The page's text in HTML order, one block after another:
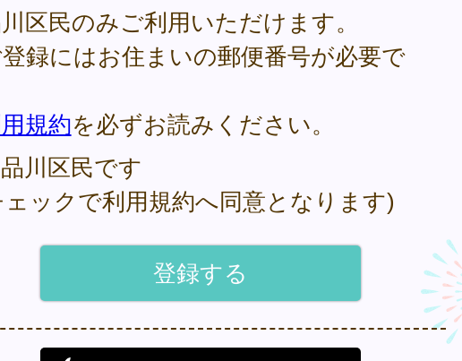
区民のみご利用いただけます。
録にはお住まいの郵便番号が必要で
規約を必ずお読みください。
川区民です
ックで利用規約へ同意となります)